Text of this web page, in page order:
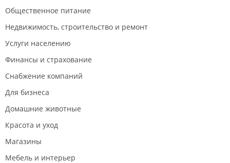
т.д).
2. Стоимость блюд завышена. Основной причиной
клиентов и привлечение более состоятельных.
Однако у этой медали есть и обратная
сторона.Ориентир на состоятельных клиентов
сервировкии и украшения блюд, а также качество
сами блюд и их порционность, чего сейчас не
исключением снижения качества и порций).Кроме
того состоятельные клиенты предпочитают
Общественное питание
Недвижимость, строительство и ремонт
Услуги населению
Финансы и страхование
Снабжение компаний
Для бизнеса
Домашние животные
Красота и уход
Магазины
Мебель и интерьер